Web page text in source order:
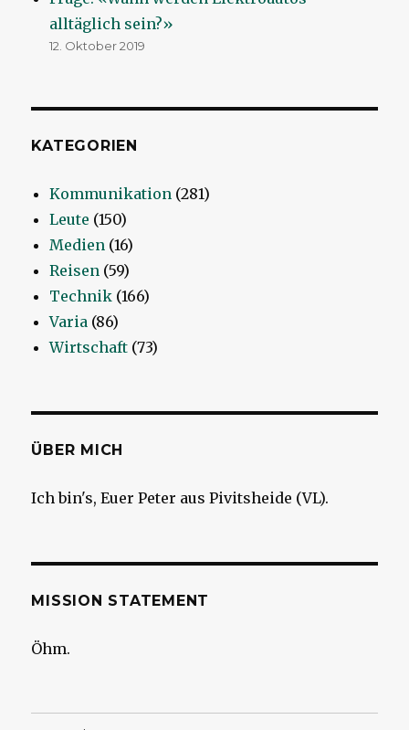
alltäglich sein?»
12. Oktober 2019
KATEGORIEN
Kommunikation (281)
Leute (150)
Medien (16)
Reisen (59)
Technik (166)
Varia (86)
Wirtschaft (73)
ÜBER MICH
Ich bin's, Euer Peter aus Pivitsheide (VL).
MISSION STATEMENT
Öhm.